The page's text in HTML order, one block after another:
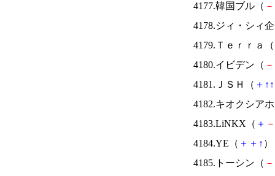
4177.韓国ブル（ －
4178.ジィ・シィ
4179.Ｔｅｒｒａ（
4180.イビデン（ －
4181.ＪＳＨ（ ＋ ↑ ↑
4182.キオクシア
4183.LiNKX（ ＋ －
4184.YE（ ＋ ＋ ↑ ）
4185.トーシン（ －